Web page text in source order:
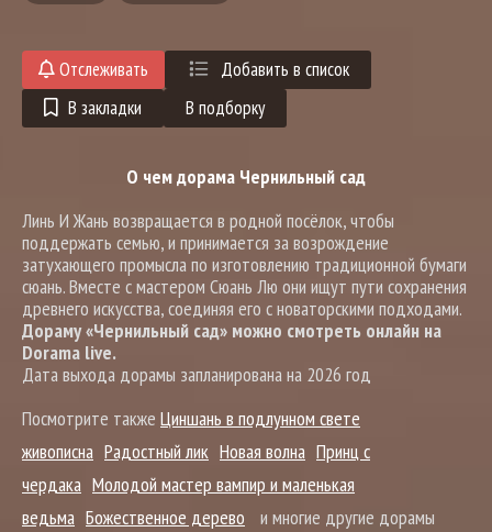
Отслеживать
Добавить в список
В закладки
В подборку
О чем дорама Чернильный сад
Линь И Жань возвращается в родной посёлок, чтобы
поддержать семью, и принимается за возрождение
затухающего промысла по изготовлению традиционной бумаги
сюань. Вместе с мастером Сюань Лю они ищут пути сохранения
древнего искусства, соединяя его с новаторскими подходами.
Дораму «Чернильный сад» можно смотреть онлайн на
Dorama live.
Дата выхода дорамы запланирована на 2026 год
Посмотрите также Циншань в подлунном свете
живописна Радостный лик Новая волна Принц с
чердака Молодой мастер вампир и маленькая
ведьма Божественное дерево
и многие другие дорамы